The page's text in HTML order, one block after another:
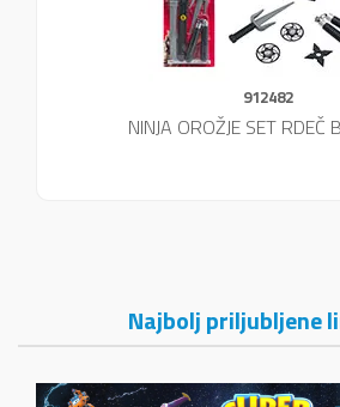
912482
NINJA OROŽJE SET
Najbolj priljubljene